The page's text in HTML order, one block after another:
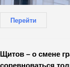
Перейти
Щитов – о смене
соревноваться